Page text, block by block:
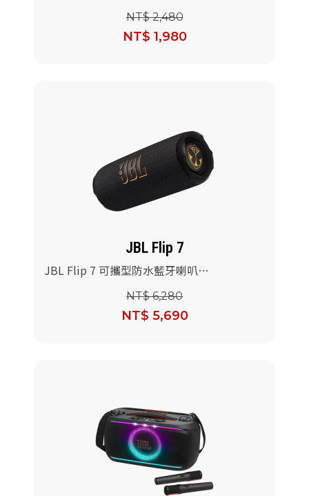
NT$ 2,480
NT$ 1,980
JBL Flip 7
JBL Flip 7 可攜型防水藍牙喇叭
(Tomorrowland聯名版)
NT$ 6,280
NT$ 5,690